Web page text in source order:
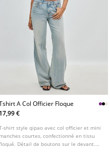
A Col Officier Floque
17,99 €
shirt style qipao avec col officier et mini
manches courtes, confectionné en tissu
Détail de boutons sur le devant.